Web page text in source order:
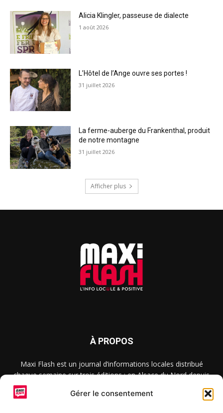
Gérer le consentement
Alicia Klingler, passeuse de dialecte
1 août 2026
L’Hôtel de l’Ange ouvre ses portes !
31 juillet 2026
La ferme-auberge du Frankenthal, produit
de notre montagne
31 juillet 2026
Afficher plus
À PROPOS
Maxi Flash est un journal d’informations locales distribué
chaque semaine sur trois éditions : en Alsace du Nord depuis
2015, dans les secteurs d’Obernai-Molsheim-Erstein depuis
2022, et à Colmar, Vignoble et Plaine depuis 2023.